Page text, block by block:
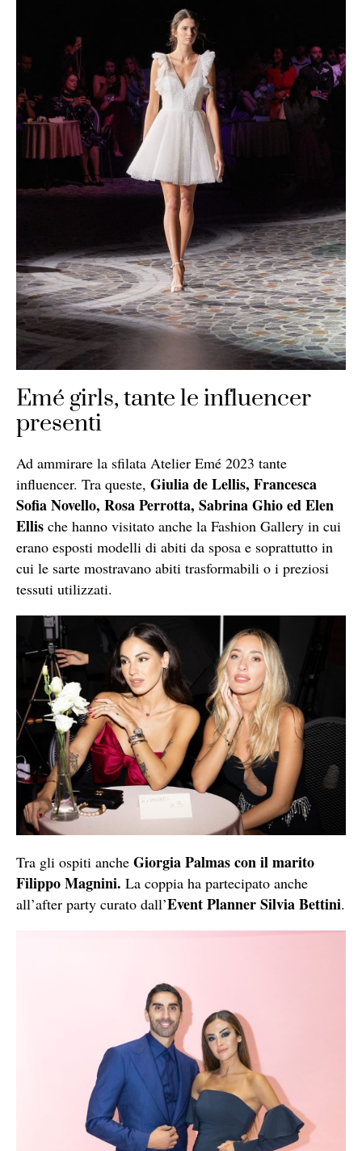
Emé girls, tante le influencer
presenti
Ad ammirare la sfilata Atelier Emé 2023 tante
influencer. Tra queste, Giulia de Lellis, Francesca
Sofia Novello, Rosa Perrotta, Sabrina Ghio ed Elen
Ellis che hanno visitato anche la Fashion Gallery in cui
erano esposti modelli di abiti da sposa e soprattutto in
cui le sarte mostravano abiti trasformabili o i preziosi
tessuti utilizzati.
Tra gli ospiti anche Giorgia Palmas con il marito
Filippo Magnini. La coppia ha partecipato anche
all’after party curato dall’Event Planner Silvia Bettini.